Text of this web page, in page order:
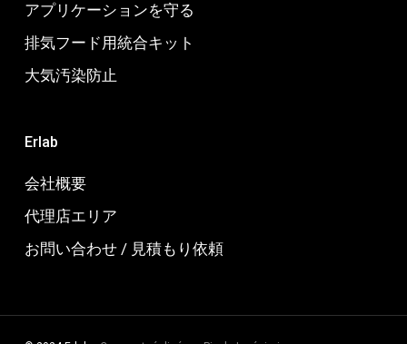
アプリケーションを守る
排気フード用統合キット
大気汚染防止
Erlab
会社概要
代理店エリア
お問い合わせ / 見積もり依頼